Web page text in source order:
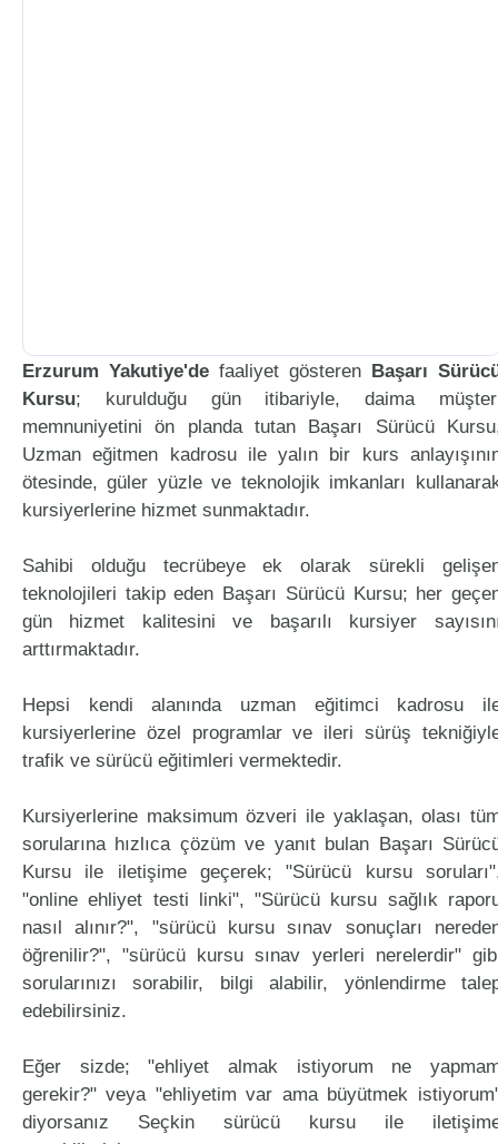
Erzurum Yakutiye'de faaliyet gösteren Başarı
Kursu; kurulduğu gün itibariyle, daima
memnuniyetini ön planda tutan Başarı Sürücü
Uzman eğitmen kadrosu ile yalın bir kurs
ötesinde, güler yüzle ve teknolojik imkanları
kursiyerlerine hizmet sunmaktadır.
Sahibi olduğu tecrübeye ek olarak sürekli
teknolojileri takip eden Başarı Sürücü Kursu; her
gün hizmet kalitesini ve başarılı kursiyer
arttırmaktadır.
Hepsi kendi alanında uzman eğitimci kadrosu
kursiyerlerine özel programlar ve ileri sürüş
trafik ve sürücü eğitimleri vermektedir.
Kursiyerlerine maksimum özveri ile yaklaşan, olası
sorularına hızlıca çözüm ve yanıt bulan Başarı
Kursu ile iletişime geçerek; "Sürücü kursu
"online ehliyet testi linki", "Sürücü kursu sağlık
nasıl alınır?", "sürücü kursu sınav sonuçları
öğrenilir?", "sürücü kursu sınav yerleri nerelerdir"
sorularınızı sorabilir, bilgi alabilir, yönlendirme
edebilirsiniz.
Eğer sizde; "ehliyet almak istiyorum ne
gerekir?" veya "ehliyetim var ama büyütmek
diyorsanız Seçkin sürücü kursu ile